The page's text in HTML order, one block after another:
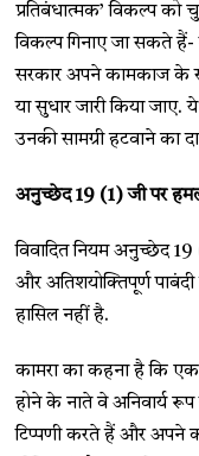
प्रतिबंधात्मक’ विकल्प को
विकल्प गिनाए जा सकते
सरकार अपने कामकाज के
या सुधार जारी किया जाए.
उनकी सामग्री हटवाने का
अनुच्छेद 19 (1)जी पर
विवादित नियम अनुच्छेद 19
और अतिशयोक्तिपूर्ण
हासिल नहीं है.
कामरा का कहना है कि
होने के नाते वे अनिवार्य
टिप्पणी करते हैं और अपने